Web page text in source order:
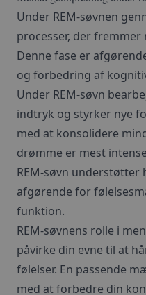
Under REM-søvnen
processer, der
Denne fase er
og forbedring af
Under REM-søvn
indtryk og styrker nye
med at konsolidere
drømme er mest
REM-søvn understøtter
afgørende for
funktion.
REM-søvnens rolle i
påvirke din evne til at
følelser. En passende
med at forbedre din